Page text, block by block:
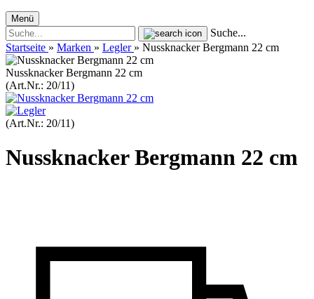
Menü
Suche...
Startseite » Marken » Legler » Nussknacker Bergmann 22 cm
Nussknacker Bergmann 22 cm
(Art.Nr.: 20/11)
(Art.Nr.: 20/11)
Nussknacker Bergmann 22 cm